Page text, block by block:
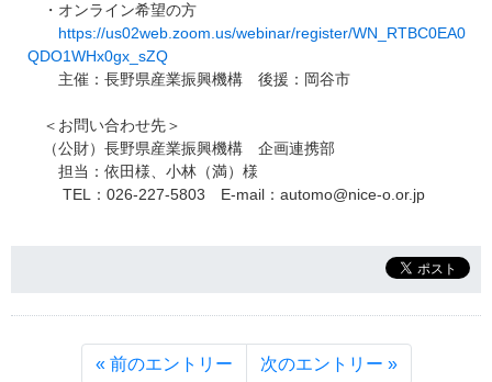
・オンライン希望の方
https://us02web.zoom.us/webinar/register/WN_RTBC0EA0
QDO1WHx0gx_sZQ
主催：長野県産業振興機構 後援：岡谷市
＜お問い合わせ先＞
（公財）長野県産業振興機構 企画連携部
担当：依田様、小林（満）様
TEL：026-227-5803 E-mail：automo@nice-o.or.jp
« 前のエントリー 次のエントリー »